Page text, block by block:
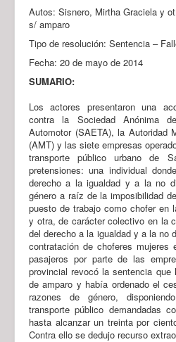
Autos: Sisnero, Mirtha Graciela y
s/ amparo
Tipo de resolución: Sentencia –
Fecha: 20 de mayo de 2014
SUMARIO:
Los actores presentaron una
contra la Sociedad Anónima
Automotor (SAETA), la Autoridad
(AMT) y las siete empresas
transporte público urbano de
pretensiones: una individual
derecho a la igualdad y a la no
género a raíz de la imposibilidad
puesto de trabajo como chofer en
y otra, de carácter colectivo en la
del derecho a la igualdad y a la no
contratación de choferes mujeres
pasajeros por parte de las
provincial revocó la sentencia que
de amparo y había ordenado el
razones de género,
transporte público demandadas
hasta alcanzar un treinta por
Contra ello se dedujo recurso